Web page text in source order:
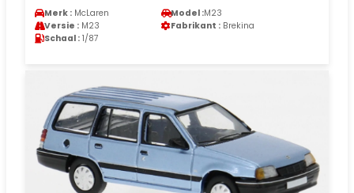
Merk : McLaren Model :M23
Versie : M23 Fabrikant : Brekina
Schaal : 1/87